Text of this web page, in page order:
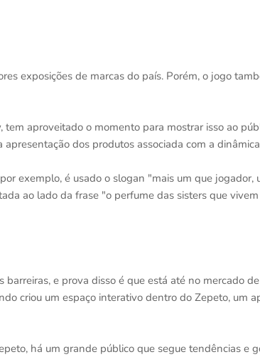
exposições de marcas do país. Porém, o jogo
aproveitado o momento para mostrar isso ao
apresentação dos produtos associada com a
exemplo, é usado o slogan "mais um que jogador,
ao lado da frase "o perfume das sisters que
e prova disso é que está até no mercado
criou um espaço interativo dentro do Zepeto, um
há um grande público que segue tendências e